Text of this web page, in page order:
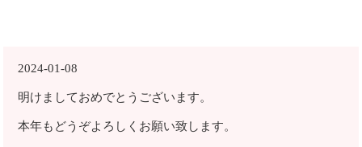
2024-01-08
明けましておめでとうございます。
本年もどうぞよろしくお願い致します。